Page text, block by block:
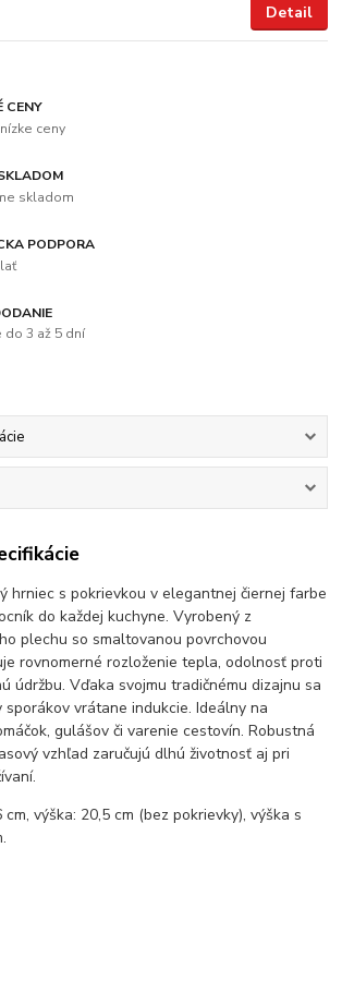
Detail
CENY
ceny
skladom
PODPORA
do 3 až 5 dní
hrniec s pokrievkou v elegantnej čiernej farbe
do každej kuchyne. Vyrobený z
plechu so smaltovanou povrchovou
rovnomerné rozloženie tepla, odolnosť proti
údržbu. Vďaka svojmu tradičnému dizajnu sa
vrátane indukcie. Ideálny na
gulášov či varenie cestovín. Robustná
vzhľad zaručujú dlhú životnosť aj pri
výška: 20,5 cm (bez pokrievky), výška s